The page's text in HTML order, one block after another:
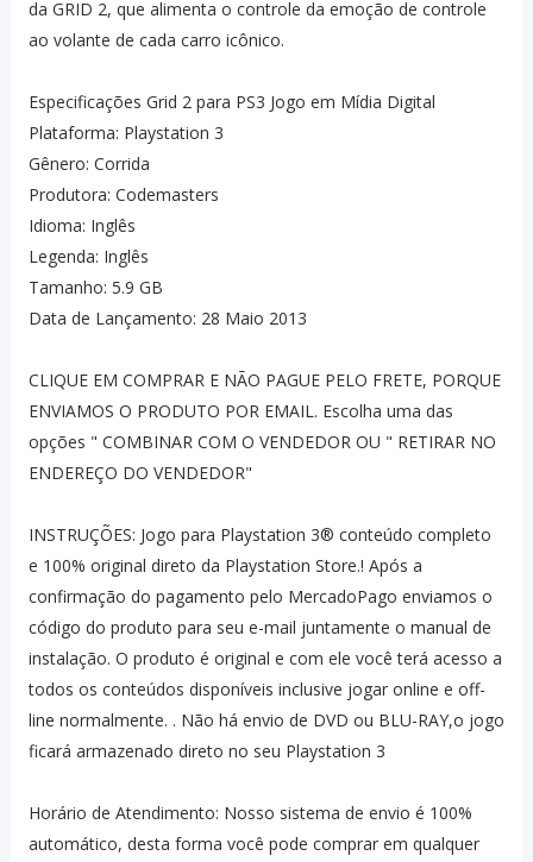
da GRID 2, que alimenta o controle da emoção de controle
ao volante de cada carro icônico.
Especificações Grid 2 para PS3 Jogo em Mídia Digital
Plataforma: Playstation 3
Gênero: Corrida
Produtora: Codemasters
Idioma: Inglês
Legenda: Inglês
Tamanho: 5.9 GB
Data de Lançamento: 28 Maio 2013
CLIQUE EM COMPRAR E NÃO PAGUE PELO FRETE, PORQUE
ENVIAMOS O PRODUTO POR EMAIL. Escolha uma das
opções " COMBINAR COM O VENDEDOR OU " RETIRAR NO
ENDEREÇO DO VENDEDOR"
INSTRUÇÕES: Jogo para Playstation 3® conteúdo completo
e 100% original direto da Playstation Store.! Após a
confirmação do pagamento pelo MercadoPago enviamos o
código do produto para seu e-mail juntamente o manual de
instalação. O produto é original e com ele você terá acesso a
todos os conteúdos disponíveis inclusive jogar online e off-
line normalmente. . Não há envio de DVD ou BLU-RAY,o jogo
ficará armazenado direto no seu Playstation 3
Horário de Atendimento: Nosso sistema de envio é 100%
automático, desta forma você pode comprar em qualquer